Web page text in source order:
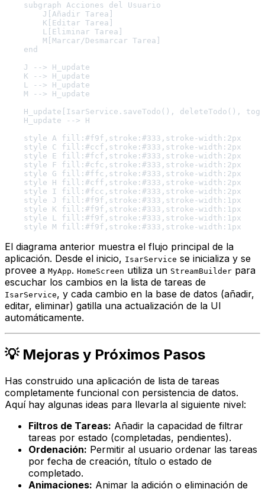
    subgraph Acciones del Usuario
        J[Añadir Tarea]
        K[Editar Tarea]
        L[Eliminar Tarea]
        M[Marcar/Desmarcar Tarea]
    end
    J --> H_update
    K --> H_update
    L --> H_update
    M --> H_update
H_update[IsarService.saveTodo(), deleteTodo(),
    H_update --> H
    style A fill:#f9f,stroke:#333,stroke-width:2px
    style C fill:#ccf,stroke:#333,stroke-width:2px
    style E fill:#fcf,stroke:#333,stroke-width:2px
    style F fill:#cfc,stroke:#333,stroke-width:2px
    style G fill:#ffc,stroke:#333,stroke-width:2px
    style H fill:#cff,stroke:#333,stroke-width:2px
    style I fill:#fcc,stroke:#333,stroke-width:2px
    style J fill:#f9f,stroke:#333,stroke-width:1px
    style K fill:#f9f,stroke:#333,stroke-width:1px
    style L fill:#f9f,stroke:#333,stroke-width:1px
El diagrama anterior muestra el flujo principal de la
aplicación. Desde el inicio, IsarService se inicializa y se
provee a MyApp. HomeScreen utiliza un StreamBuilder para
escuchar los cambios en la lista de tareas de
IsarService, y cada cambio en la base de datos (añadir,
editar, eliminar) gatilla una actualización de la UI
automáticamente.
💡 Mejoras y Próximos Pasos
Has construido una aplicación de lista de tareas
completamente funcional con persistencia de datos.
Aquí hay algunas ideas para llevarla al siguiente nivel:
Filtros de Tareas: Añadir la capacidad de filtrar
tareas por estado (completadas, pendientes).
Ordenación: Permitir al usuario ordenar las tareas
por fecha de creación, título o estado de
completado.
Animaciones: Animar la adición o eliminación de